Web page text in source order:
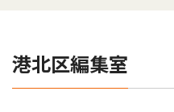
港北区編集室